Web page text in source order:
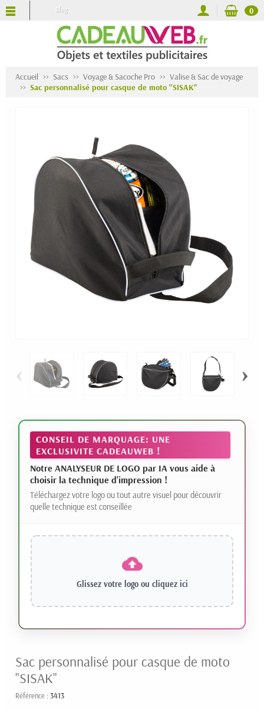
Blog 0
Accueil Sacs Voyage & Sacoche Pro
Valise & Sac de voyage
Sac personnalisé pour casque de moto "SISAK"
‹ ›
CONSEIL DE MARQUAGE: UNE
EXCLUSIVITE CADEAUWEB !
Notre ANALYSEUR DE LOGO par IA vous aide à
choisir la technique d'impression !
Téléchargez votre logo ou tout autre visuel pour découvrir
quelle technique est conseillée
Glissez votre logo ou cliquez ici
Sac personnalisé pour casque de moto
"SISAK"
Référence : 3413